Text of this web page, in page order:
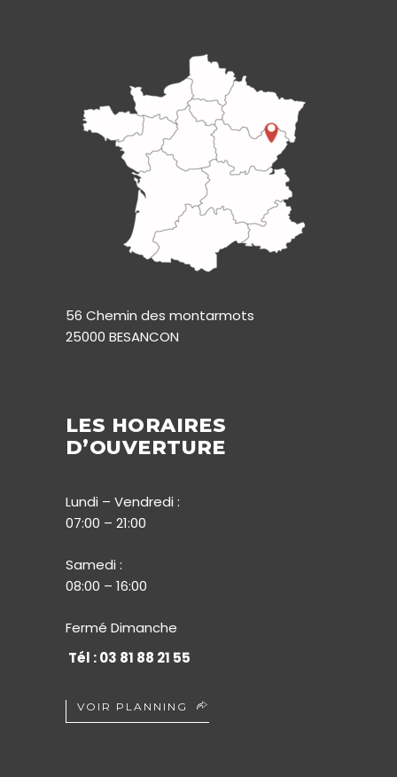
56 Chemin des montarmots
25000 BESANCON
LES HORAIRES
D’OUVERTURE
Lundi – Vendredi :
07:00 – 21:00
Samedi :
08:00 – 16:00
Fermé Dimanche
Tél : 03 81 88 21 55
VOIR PLANNING